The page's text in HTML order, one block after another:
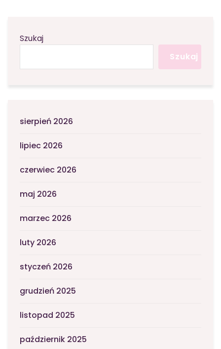
Szukaj
Szukaj
sierpień 2026
lipiec 2026
czerwiec 2026
maj 2026
marzec 2026
luty 2026
styczeń 2026
grudzień 2025
listopad 2025
październik 2025